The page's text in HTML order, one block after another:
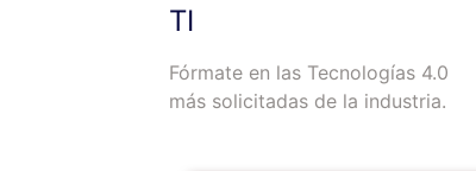
TI
Fórmate en las Tecnologías 4.0
más solicitadas de la industria.